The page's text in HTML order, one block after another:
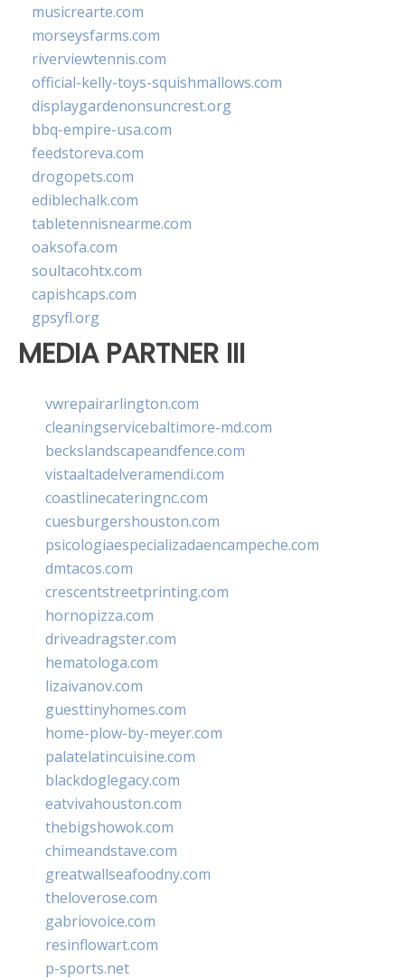
musicrearte.com
morseysfarms.com
riverviewtennis.com
official-kelly-toys-squishmallows.com
displaygardenonsuncrest.org
bbq-empire-usa.com
feedstoreva.com
drogopets.com
ediblechalk.com
tabletennisnearme.com
oaksofa.com
soultacohtx.com
capishcaps.com
gpsyfl.org
MEDIA PARTNER III
vwrepairarlington.com
cleaningservicebaltimore-md.com
beckslandscapeandfence.com
vistaaltadelveramendi.com
coastlinecateringnc.com
cuesburgershouston.com
psicologiaespecializadaencampeche.com
dmtacos.com
crescentstreetprinting.com
hornopizza.com
driveadragster.com
hematologa.com
lizaivanov.com
guesttinyhomes.com
home-plow-by-meyer.com
palatelatincuisine.com
blackdoglegacy.com
eatvivahouston.com
thebigshowok.com
chimeandstave.com
greatwallseafoodny.com
theloverose.com
gabriovoice.com
resinflowart.com
p-sports.net